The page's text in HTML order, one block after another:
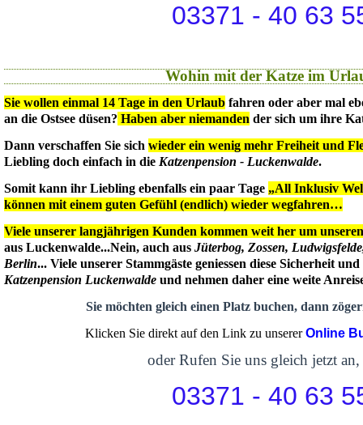
03371 - 40 63
Wohin mit der Katze im
Sie wollen einmal 14 Tage in den Urlaub fahren oder aber mal
an die Ostsee düsen? Haben aber niemanden der sich um ihre
Dann verschaffen Sie sich wieder ein wenig mehr Freiheit und
Liebling doch einfach in die Katzenpension - Luckenwalde.
Somit kann ihr Liebling ebenfalls ein paar Tage „All Inklusiv
können mit einem guten Gefühl (endlich) wieder wegfahren…
Viele unserer langjährigen Kunden kommen weit her um
aus Luckenwalde...Nein, auch aus Jüterbog, Zossen,
Berlin... Viele unserer Stammgäste geniessen diese Sicherheit
Katzenpension Luckenwalde und nehmen daher eine weite
Sie möchten gleich einen Platz buchen, dann
Klicken Sie direkt auf den Link zu unsererOnline
oder Rufen Sie uns gleich jetzt an,
03371 - 40 63